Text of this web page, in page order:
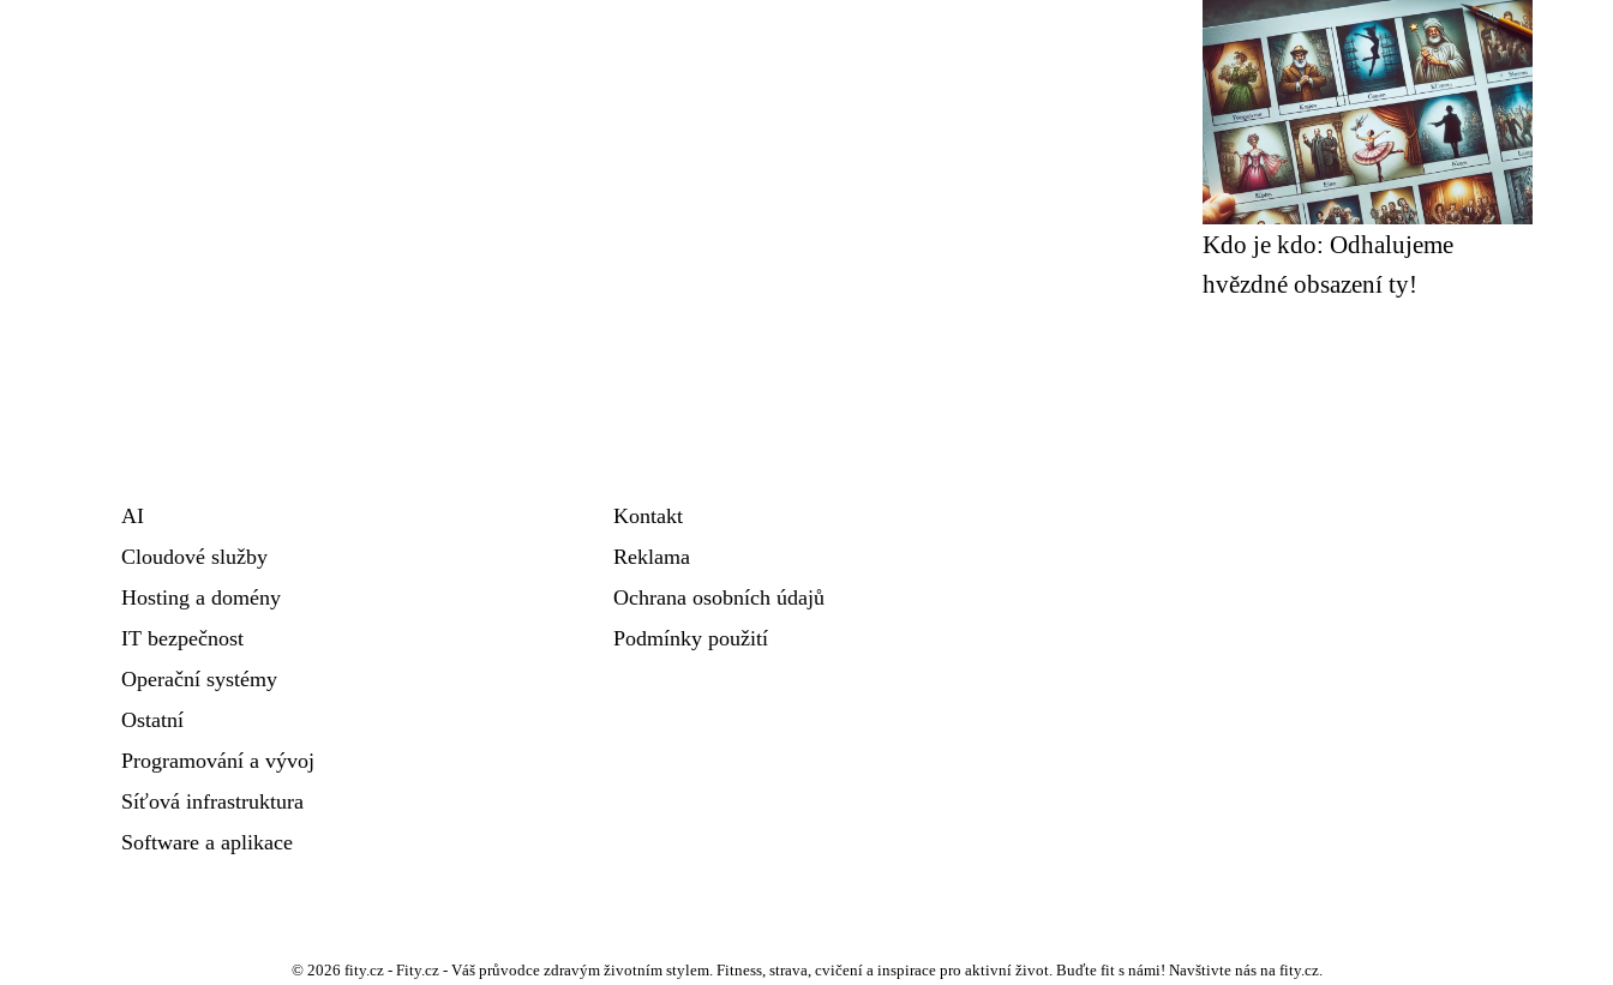
Kdo je kdo: Odhalujeme
hvězdné obsazení ty!
AI
Cloudové služby
Hosting a domény
IT bezpečnost
Operační systémy
Ostatní
Programování a vývoj
Síťová infrastruktura
Software a aplikace
Kontakt
Reklama
Ochrana osobních údajů
Podmínky použití
© 2026 fity.cz - Fity.cz - Váš průvodce zdravým životním stylem. Fitness, strava, cvičení a inspirace pro aktivní život. Buďte fit s námi! Navštivte nás na fity.cz.